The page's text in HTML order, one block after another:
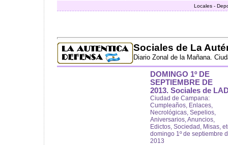
Locales -
Sociales de La
Diario Zonal de la Mañana.
DOMINGO 1º DE
SEPTIEMBRE DE
2013. Sociales de
Ciudad de Campana:
Cumpleaños, Enlaces,
Necrológicas, Sepelios,
Aniversarios, Anuncios,
Edictos, Sociedad, Misas,
domingo 1º de septiembre
2013